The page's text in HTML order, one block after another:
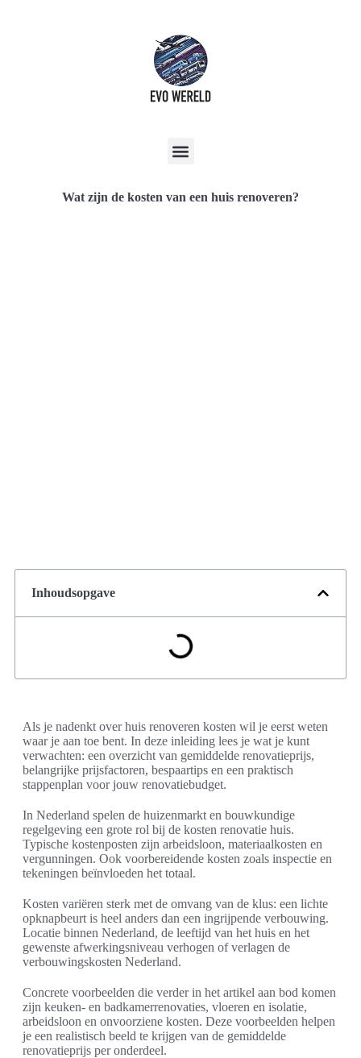
Wat zijn de kosten van een huis renoveren?
Inhoudsopgave
Als je nadenkt over huis renoveren kosten wil je eerst weten
waar je aan toe bent. In deze inleiding lees je wat je kunt
verwachten: een overzicht van gemiddelde renovatieprijs,
belangrijke prijsfactoren, bespaartips en een praktisch
stappenplan voor jouw renovatiebudget.
In Nederland spelen de huizenmarkt en bouwkundige
regelgeving een grote rol bij de kosten renovatie huis.
Typische kostenposten zijn arbeidsloon, materiaalkosten en
vergunningen. Ook voorbereidende kosten zoals inspectie en
tekeningen beïnvloeden het totaal.
Kosten variëren sterk met de omvang van de klus: een lichte
opknapbeurt is heel anders dan een ingrijpende verbouwing.
Locatie binnen Nederland, de leeftijd van het huis en het
gewenste afwerkingsniveau verhogen of verlagen de
verbouwingskosten Nederland.
Concrete voorbeelden die verder in het artikel aan bod komen
zijn keuken- en badkamerrenovaties, vloeren en isolatie,
arbeidsloon en onvoorziene kosten. Deze voorbeelden helpen
je een realistisch beeld te krijgen van de gemiddelde
renovatieprijs per onderdeel.